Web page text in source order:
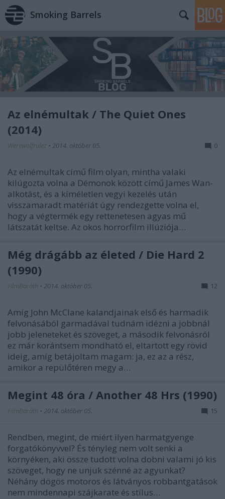
Smoking Barrels
Az elnémultak / The Quiet Ones
(2014)
• 2014. október 05. 0
Az elnémultak című film olyan, mintha valaki
kilúgozta volna a Démonok között című James Wan-
alkotást, és a kíméletlen vegyi kezelés után
visszamaradt matériát úgy rendezgette volna el,
hogy a végtermék egy rettenetesen agyas mű
látszatát keltse. Az okos horrorfilm illúziója…
Még drágább az életed / Die Hard 2
(1990)
• 2014. október 05. 12
Amíg John McClane kalandjainak első és harmadik
felvonásából garmadával tudnám idézni a jobbnál
jobb jeleneteket és szöveget, a második felvonásról
ez már korántsem mondható el, eltartott egy rövid
ideig, amíg betájoltam magam: ja, ez az a rész,
amikor a repülőtéren megy a…
Megint 48 óra / Another 48 Hrs (1990)
• 2014. október 05. 15
Rendben, megint, de miért ilyen harmatgyenge
forgatókönyvvel? És tényleg nem volt senki a
környéken, aki össze tudott volna dobni valami jó kis
szöveget, hogy ne unjuk szénné az agyunkat?
Néhány dögös motoros és látványos robbantgatások
nem mindennapi szájkarate és stílus…